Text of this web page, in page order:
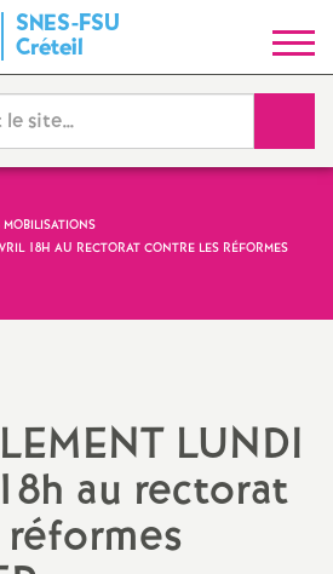
SNES-FSU
Créteil
y
n
d
a
t
N
MOBILISATIONS
18H AU RECTORAT CONTRE LES RÉFORMES
LUNDI
18h au rectorat